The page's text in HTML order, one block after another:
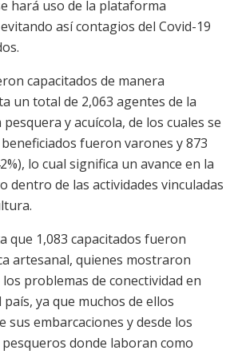
hará uso de la plataforma
así contagios del Covid-19
capacitados de manera
un total de 2,063 agentes de la
y acuícola, de los cuales se
fueron varones y 873
lo cual significa un avance en la
dentro de las actividades vinculadas
que 1,083 capacitados fueron
artesanal, quienes mostraron
problemas de conectividad en
ya que muchos de ellos
sus embarcaciones y desde los
donde laboran como